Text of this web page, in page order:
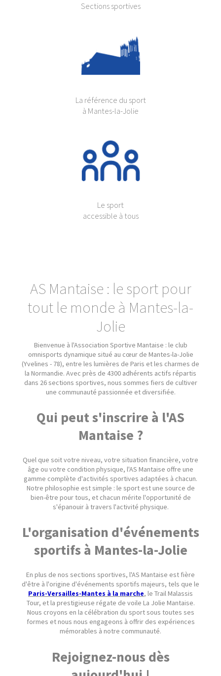
Sections sportives
La référence du sport
à Mantes-la-Jolie
Le sport
accessible à tous
AS Mantaise : le sport pour
tout le monde à Mantes-la-
Jolie
Bienvenue à l'Association Sportive Mantaise : le club
omnisports dynamique situé au cœur de Mantes-la-Jolie
(Yvelines - 78), entre les lumières de Paris et les charmes de
la Normandie. Avec près de 4300 adhérents actifs répartis
dans 26 sections sportives, nous sommes fiers de cultiver
une communauté passionnée et diversifiée.
Qui peut s'inscrire à l'AS
Mantaise ?
Quel que soit votre niveau, votre situation financière, votre
âge ou votre condition physique, l'AS Mantaise offre une
gamme complète d'activités sportives adaptées à chacun.
Notre philosophie est simple : le sport est une source de
bien-être pour tous, et chacun mérite l'opportunité de
s'épanouir à travers l'activité physique.
L'organisation d'événements
sportifs à Mantes-la-Jolie
En plus de nos sections sportives, l'AS Mantaise est fière
d'être à l'origine d'événements sportifs majeurs, tels que le
Paris-Versailles-Mantes à la marche, le Trail Malassis
Tour, et la prestigieuse régate de voile La Jolie Mantaise.
Nous croyons en la célébration du sport sous toutes ses
formes et nous nous engageons à offrir des expériences
mémorables à notre communauté.
Rejoignez-nous dès